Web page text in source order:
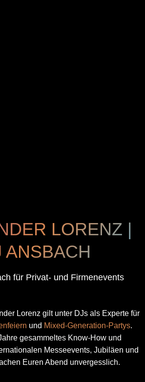
LORENZ |
ANSBACH
für Privat- und Firmenevents
Lorenz gilt unter DJs als Experte für
und Mixed-Generation-Partys.
gesammeltes Know-How und
Messeevents, Jubiläen und
Euren Abend unvergesslich.